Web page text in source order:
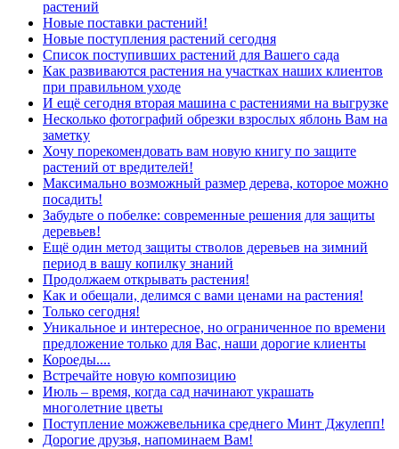
растений
Новые поставки растений!
Новые поступления растений сегодня
Список поступивших растений для Вашего сада
Как развиваются растения на участках наших клиентов
при правильном уходе
И ещё сегодня вторая машина с растениями на выгрузке
Несколько фотографий обрезки взрослых яблонь Вам на
заметку
Хочу порекомендовать вам новую книгу по защите
растений от вредителей!
Максимально возможный размер дерева, которое можно
посадить!
Забудьте о побелке: современные решения для защиты
деревьев!
Ещё один метод защиты стволов деревьев на зимний
период в вашу копилку знаний
Продолжаем открывать растения!
Как и обещали, делимся с вами ценами на растения!
Только сегодня!
Уникальное и интересное, но ограниченное по времени
предложение только для Вас, наши дорогие клиенты
Короеды....
Встречайте новую композицию
Июль – время, когда сад начинают украшать
многолетние цветы
Поступление можжевельника среднего Минт Джулепп!
Дорогие друзья, напоминаем Вам!